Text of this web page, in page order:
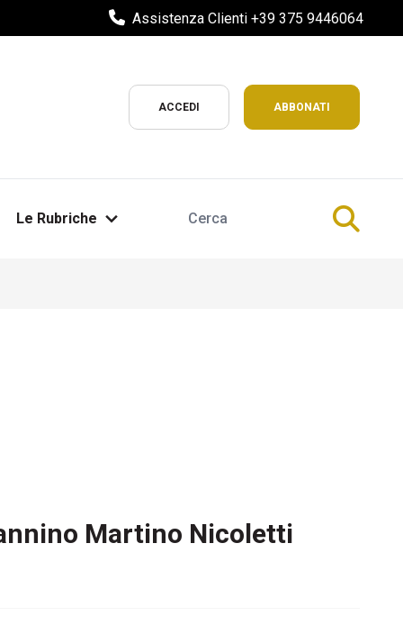
Assistenza Clienti +39 375 9446064
ACCEDI ABBONATI
Le Rubriche
Martino Nicoletti